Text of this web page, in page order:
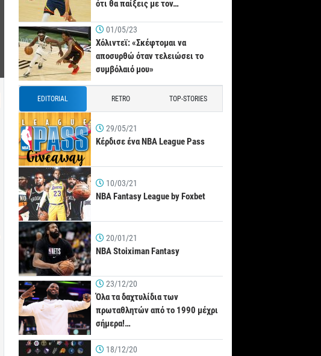
ότι θα παίξεις με τον…
01/05/23
Χόλιντεϊ: «Σκέφτομαι να
αποσυρθώ όταν τελειώσει το
συμβόλαιό μου»
EDITORIAL RETRO TOP-STORIES
29/05/21
Κέρδισε ένα NBA League Pass
10/03/21
NBA Fantasy League by Foxbet
20/01/21
NBA Stoiximan Fantasy
23/12/20
Όλα τα δαχτυλίδια των
πρωταθλητών από το 1990 μέχρι
σήμερα!…
18/12/20